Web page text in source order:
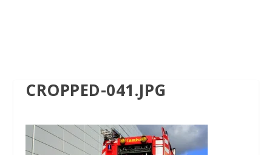
CROPPED-041.JPG